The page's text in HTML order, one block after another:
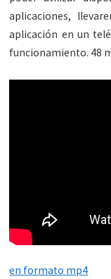
aplicaciones,
aplicación en un
funcionamiento. 48
en formato mp4